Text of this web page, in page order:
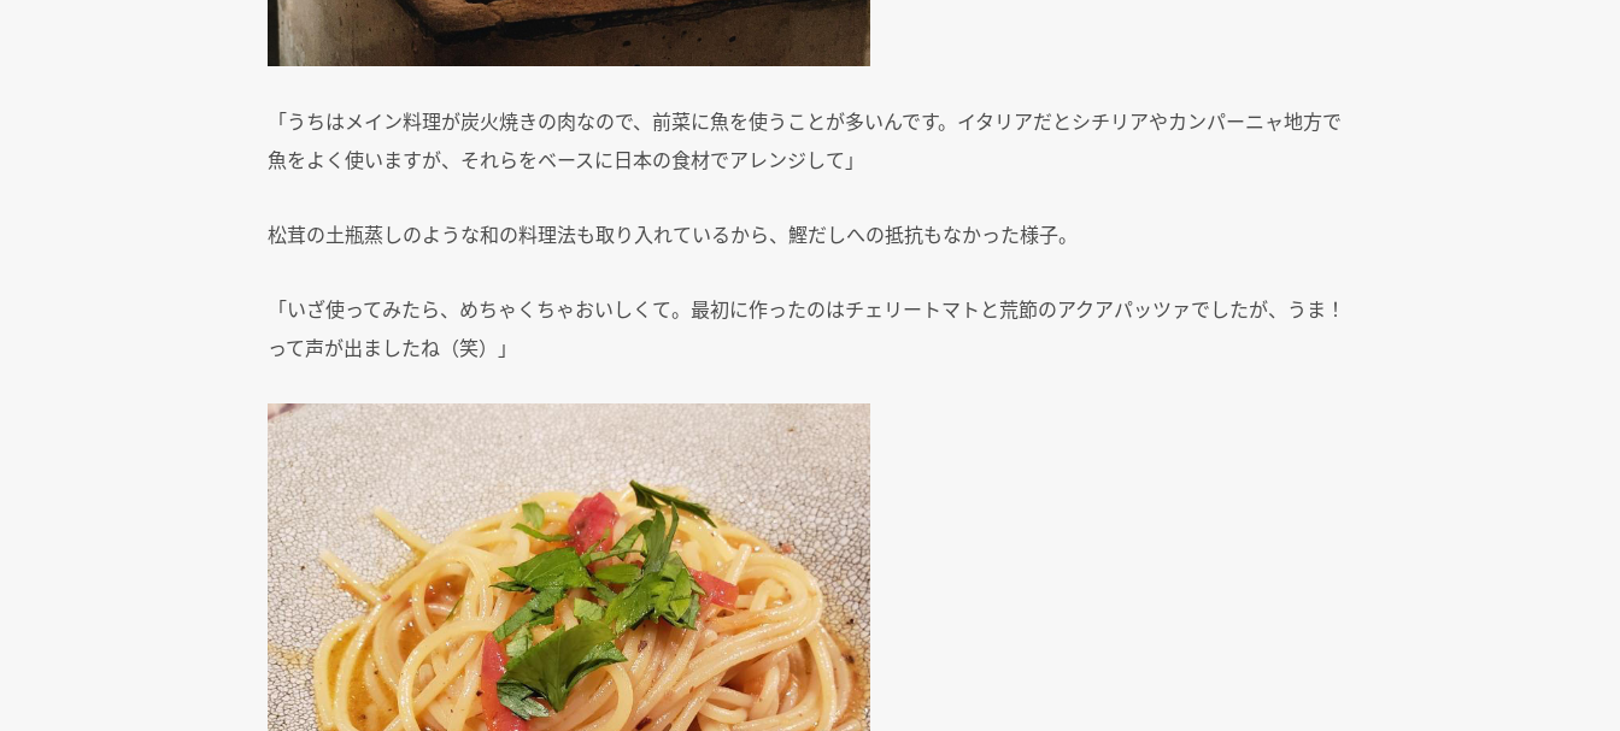
「うちはメイン料理が炭火焼きの肉なので、前菜に魚を使うことが多いんです。イタリアだとシチリアやカンパーニャ地方で
魚をよく使いますが、それらをベースに日本の食材でアレンジして」
松茸の土瓶蒸しのような和の料理法も取り入れているから、鰹だしへの抵抗もなかった様子。
「いざ使ってみたら、めちゃくちゃおいしくて。最初に作ったのはチェリートマトと荒節のアクアパッツァでしたが、うま！
って声が出ましたね（笑）」